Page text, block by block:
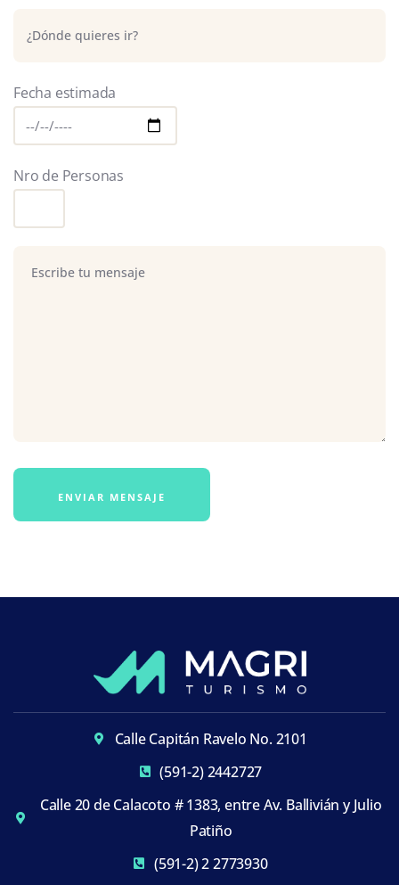
Fecha estimada
Nro de Personas
Calle Capitán Ravelo No. 2101
(591-2) 2442727
Calle 20 de Calacoto # 1383, entre Av. Ballivián y Julio
Patiño
(591-2) 2 2773930